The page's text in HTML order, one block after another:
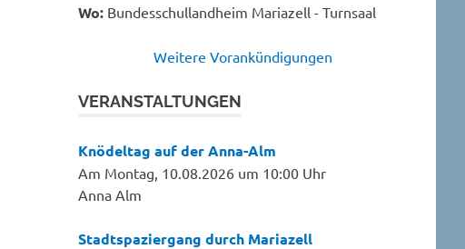
Wo: Bundesschullandheim Mariazell - Turnsaal
Weitere Vorankündigungen
VERANSTALTUNGEN
Knödeltag auf der Anna-Alm
Am Montag, 10.08.2026 um 10:00 Uhr
Anna Alm
Stadtspaziergang durch Mariazell